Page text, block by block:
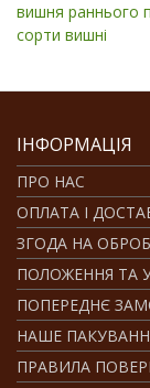
вишня раннього
сорти вишні
ІНФОРМАЦІЯ
ПРО НАС
ОПЛАТА І
ЗГОДА НА
ПОЛОЖЕННЯ ТА
ПОПЕРЕДНЄ
НАШЕ
ПРАВИЛА